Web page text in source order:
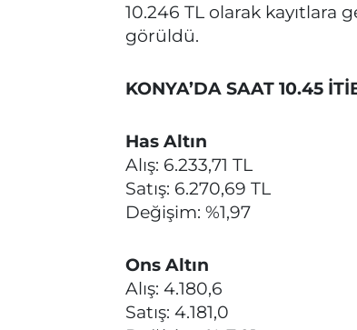
10.246 TL olarak kayıtlara
görüldü.
KONYA’DA SAAT 10.45
Has Altın
Alış: 6.233,71 TL
Satış: 6.270,69 TL
Değişim: %1,97
Ons Altın
Alış: 4.180,6
Satış: 4.181,0